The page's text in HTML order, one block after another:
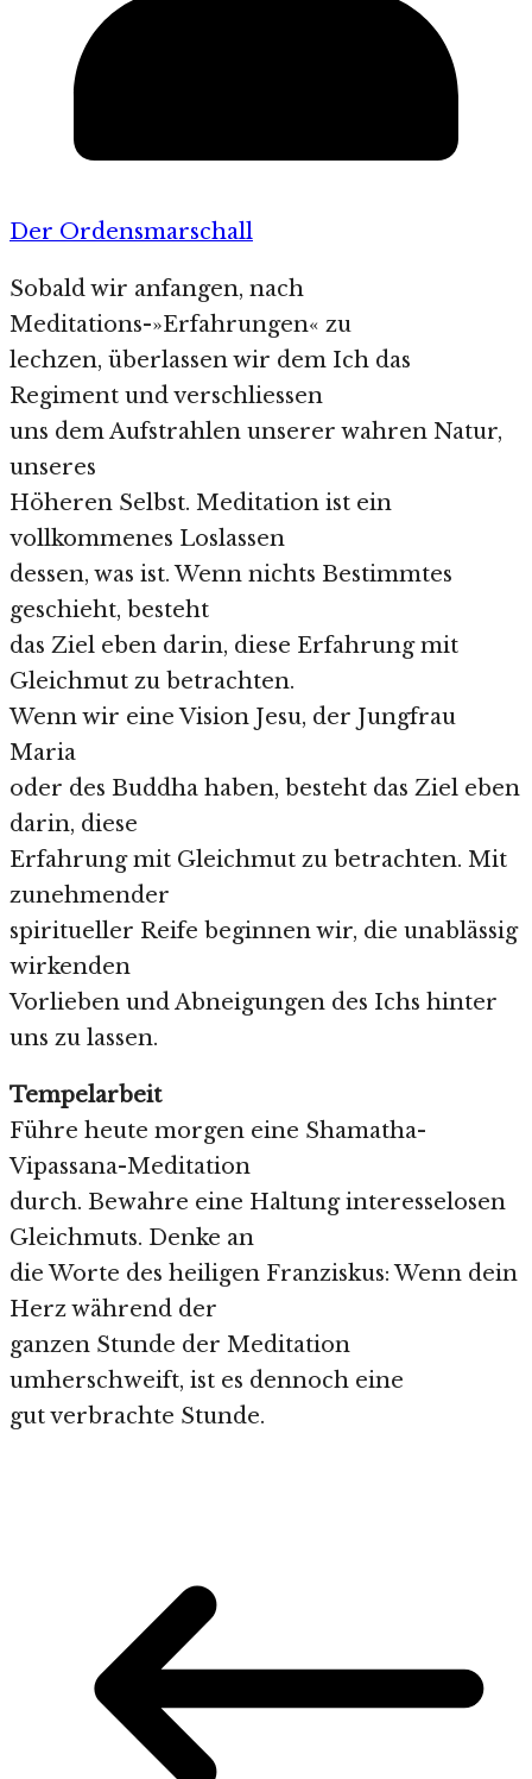
Der Ordensmarschall
Sobald wir anfangen, nach
Meditations-»Erfahrungen« zu
lechzen, überlassen wir dem Ich das
Regiment und verschliessen
uns dem Aufstrahlen unserer wahren Natur,
unseres
Höheren Selbst. Meditation ist ein
vollkommenes Loslassen
dessen, was ist. Wenn nichts Bestimmtes
geschieht, besteht
das Ziel eben darin, diese Erfahrung mit
Gleichmut zu betrachten.
Wenn wir eine Vision Jesu, der Jungfrau
Maria
oder des Buddha haben, besteht das Ziel eben
darin, diese
Erfahrung mit Gleichmut zu betrachten. Mit
zunehmender
spiritueller Reife beginnen wir, die unablässig
wirkenden
Vorlieben und Abneigungen des Ichs hinter
uns zu lassen.
Tempelarbeit
Führe heute morgen eine Shamatha-
Vipassana-Meditation
durch. Bewahre eine Haltung interesselosen
Gleichmuts. Denke an
die Worte des heiligen Franziskus: Wenn dein
Herz während der
ganzen Stunde der Meditation
umherschweift, ist es dennoch eine
gut verbrachte Stunde.